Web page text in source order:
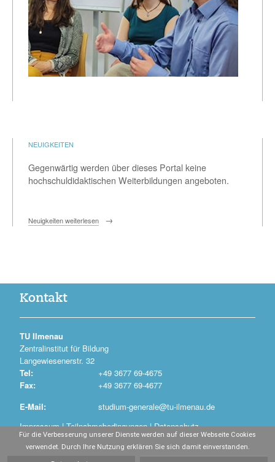
NEUIGKEITEN
Gegenwärtig werden über dieses Portal keine
hochschuldidaktischen Weiterbildungen angeboten.
Neuigkeiten weiterlesen
Kontakt
TU Ilmenau
Zentralinstitut für Bildung
Langewiesenerstr. 32
Tel:
Fax:
E-Mail:
+49 3677 69-4675
+49 3677 69-4677
studium-generale@tu-ilmenau.de
Impressum|Teilnahmebedingungen|Datenschutz
CrayssnLabs
Für die Verbesserung unserer Dienste werden auf dieser Webseite Cookies
verwendet. Durch Ihre Nutzung erklären Sie sich damit einverstanden.